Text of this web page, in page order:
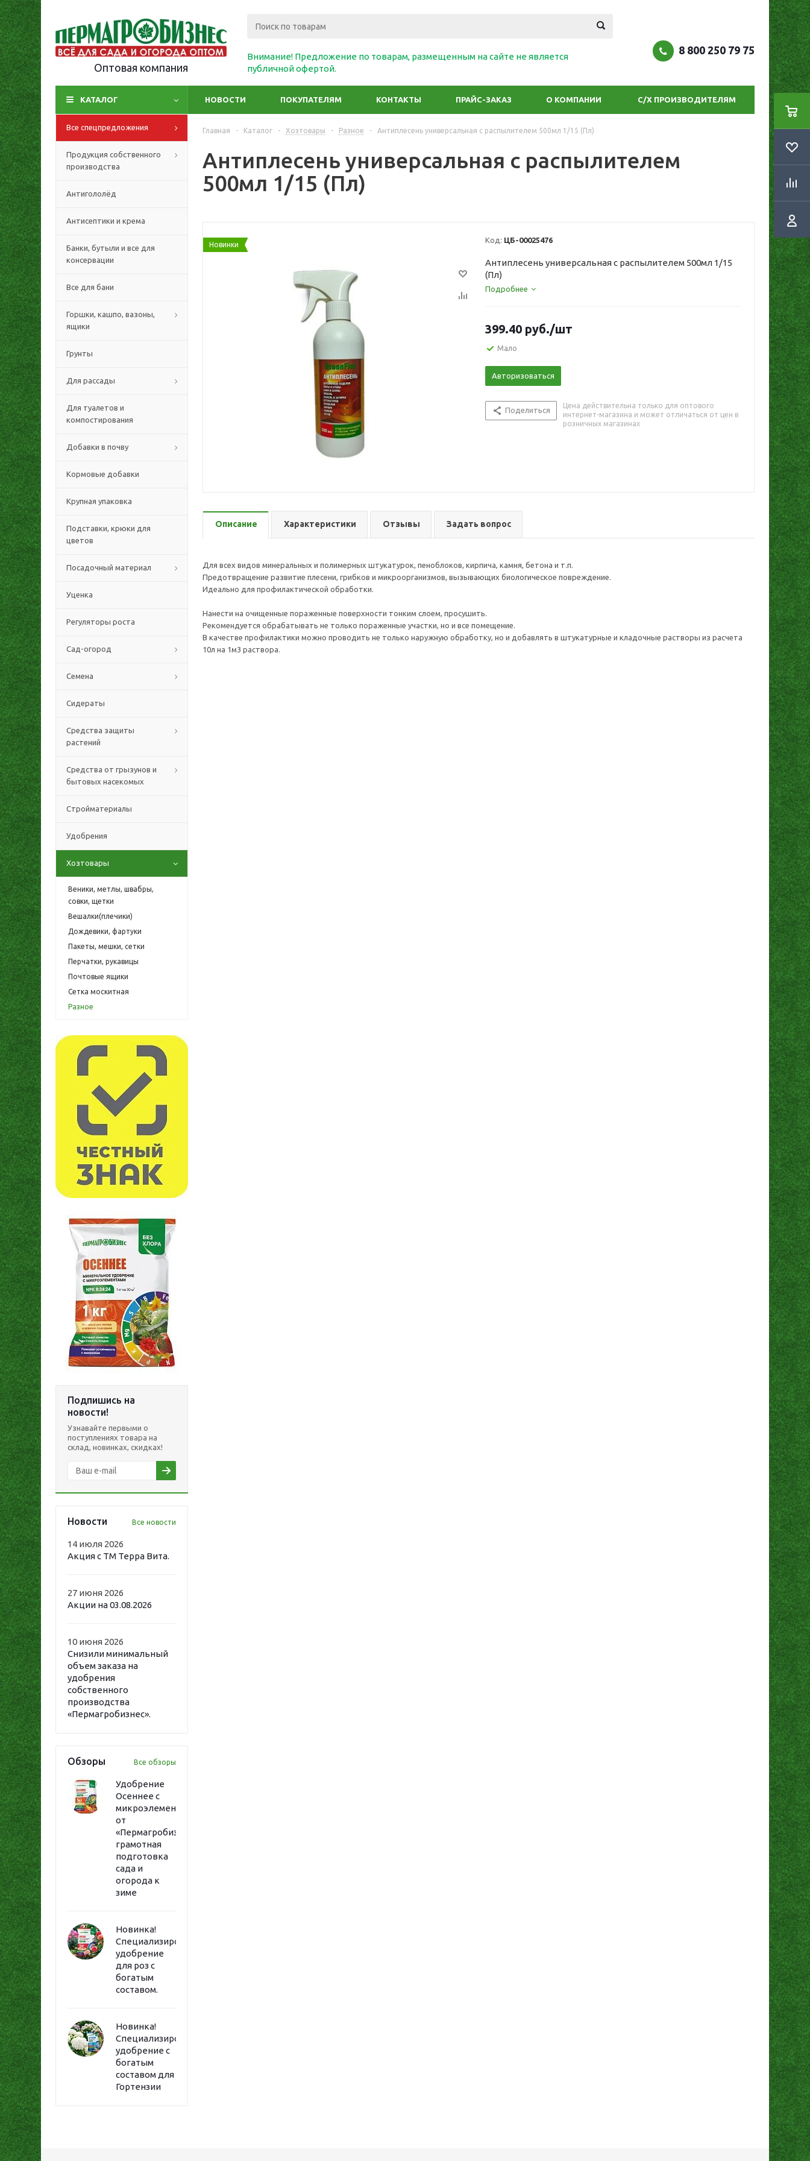
Оптовая компания
Внимание! Предложение по товарам, размещенным на сайте не является
публичной офертой.
8 800 250 79 75
КАТАЛОГ НОВОСТИ ПОКУПАТЕЛЯМ КОНТАКТЫ ПРАЙС-ЗАКАЗ О КОМПАНИИ С/Х ПРОИЗВОДИТЕЛЯМ
Все спецпредложения
Продукция собственного
производства
Антигололёд
Антисептики и крема
Банки, бутыли и все для
консервации
Все для бани
Горшки, кашпо, вазоны,
ящики
Грунты
Для рассады
Для туалетов и
компостирования
Добавки в почву
Кормовые добавки
Крупная упаковка
Подставки, крюки для
цветов
Посадочный материал
Уценка
Регуляторы роста
Сад-огород
Семена
Сидераты
Средства защиты
растений
Средства от грызунов и
бытовых насекомых
Стройматериалы
Удобрения
Хозтовары
Веники, метлы, швабры,
совки, щетки
Вешалки(плечики)
Дождевики, фартуки
Пакеты, мешки, сетки
Перчатки, рукавицы
Почтовые ящики
Сетка москитная
Разное
Подпишись на
новости!
Узнавайте первыми о
поступлениях товара на
склад, новинках, скидках!
Новости Все новости
14 июля 2026
Акция с ТМ Терра Вита.
27 июня 2026
Акции на 03.08.2026
10 июня 2026
Снизили минимальный
объем заказа на
удобрения
собственного
производства
«Пермагробизнес».
Обзоры Все обзоры
Удобрение
Осеннее с
микроэлементами
от
«Пермагробизнес»:
грамотная
подготовка
сада и
огорода к
зиме
Новинка!
Специализированное
удобрение
для роз с
богатым
составом.
Новинка!
Специализированное
удобрение с
богатым
составом для
Гортензии
Главная - Каталог - Хозтовары - Разное - Антиплесень универсальная с распылителем 500мл 1/15 (Пл)
Антиплесень универсальная с распылителем
500мл 1/15 (Пл)
Новинки
Код: ЦБ-00025476
Антиплесень универсальная с распылителем 500мл 1/15
(Пл)
Подробнее
399.40 руб./шт
Мало
Авторизоваться
Поделиться
Цена действительна только для оптового
интернет-магазина и может отличаться от цен в
розничных магазинах
Описание Характеристики Отзывы Задать вопрос
Для всех видов минеральных и полимерных штукатурок, пеноблоков, кирпича, камня, бетона и т.п.
Предотвращение развитие плесени, грибков и микроорганизмов, вызывающих биологическое повреждение.
Идеально для профилактической обработки.
Нанести на очищенные пораженные поверхности тонким слоем, просушить.
Рекомендуется обрабатывать не только пораженные участки, но и все помещение.
В качестве профилактики можно проводить не только наружную обработку, но и добавлять в штукатурные и кладочные растворы из расчета
10л на 1м3 раствора.